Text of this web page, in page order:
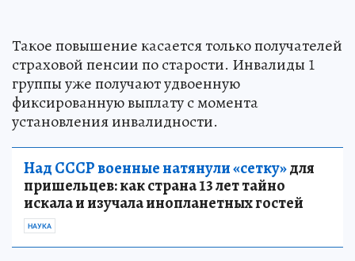
Такое повышение касается только получателей
страховой пенсии по старости. Инвалиды 1
группы уже получают удвоенную
фиксированную выплату с момента
установления инвалидности.
Над СССР военные натянули «сетку»для
пришельцев: как страна 13 лет тайно
искала и изучала инопланетных гостей
НАУКА